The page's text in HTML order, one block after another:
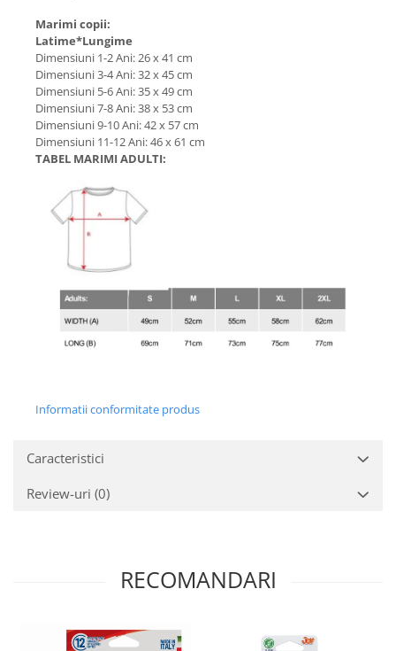
Marimi copii:
Latime*Lungime
Dimensiuni 1-2 Ani: 26 x 41 cm
Dimensiuni 3-4 Ani: 32 x 45 cm
Dimensiuni 5-6 Ani: 35 x 49 cm
Dimensiuni 7-8 Ani: 38 x 53 cm
Dimensiuni 9-10 Ani: 42 x 57 cm
Dimensiuni 11-12 Ani: 46 x 61 cm
TABEL MARIMI ADULTI:
Informatii conformitate produs
Caracteristici
Review-uri (0)
RECOMANDARI